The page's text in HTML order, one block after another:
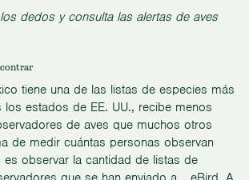
dedos y consulta las alertas de aves
tiene una de las listas de especies más
estados de EE. UU., recibe menos
de aves que muchos otros
de medir cuántas personas observan
es observar la cantidad de listas de